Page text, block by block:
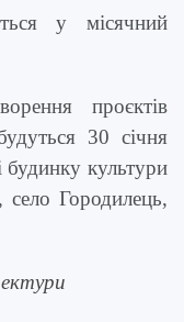
у місячний
проєктів
30 січня
культури
село Городилець,